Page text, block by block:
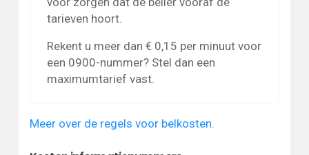
tarieven hoort.
Rekent u meer dan € 0,15 per minuut voor
een 0900-nummer? Stel dan een
maximumtarief vast.
Meer over de regels voor belkosten.